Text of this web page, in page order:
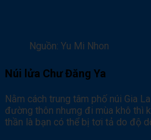
Nguồn: Yu Mi Nhon
Núi lửa Chư Đăng Ya
Nằm cách trung tâm phố núi Gia
đường thôn nhưng đi mùa khô thì
thần là bạn có thể bị tơi tả do độ